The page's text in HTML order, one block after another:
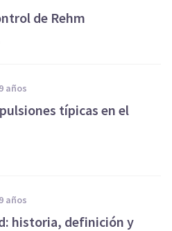
de Rehm
años
típicas en el
años
historia, definición y